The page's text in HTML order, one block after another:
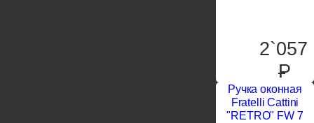
2`057
P
Ручка оконная
Fratelli Cattini
"RETRO" FW 7